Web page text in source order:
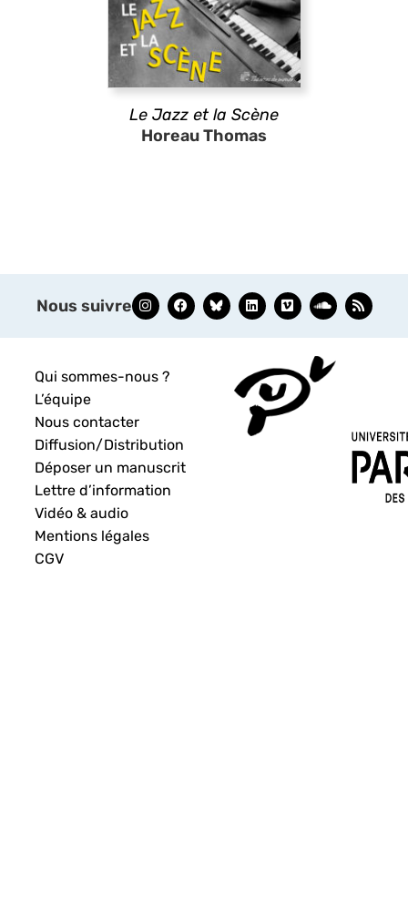
Le Jazz et la Scène
Horeau Thomas
Nous suivre
Qui sommes-nous ?
L’équipe
Nous contacter
Diffusion/Distribution
Déposer un manuscrit
Lettre d’information
Vidéo & audio
Mentions légales
CGV